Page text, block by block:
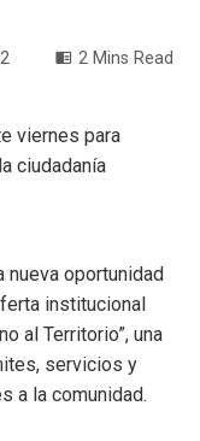
2 Mins Read
nueva oportunidad
institucional
al Territorio”, una
servicios y
a la comunidad.